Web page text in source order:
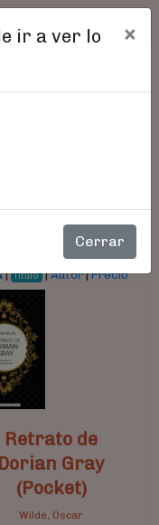
ir a ver lo
×
Cerrar
| Título |Autor|Precio
Retrato de
Dorian Gray
(Pocket)
Wilde, Oscar